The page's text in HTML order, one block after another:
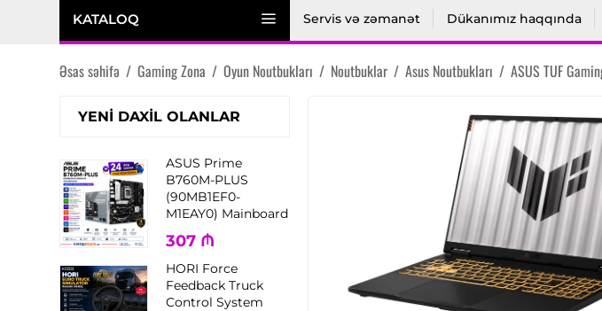
KATALOQ Servis və zəmanət Dükanımız haqqında
Əsas səhifə / Gaming Zona / Oyun Noutbukları / Noutbuklar / Asus Noutbukları / ASUS TUF
YENI DAXIL OLANLAR
ASUS Prime
B760M-PLUS
(90MB1EF0-
M1EAY0) Mainboard
307 ₼
HORI Force
Feedback Truck
Control System